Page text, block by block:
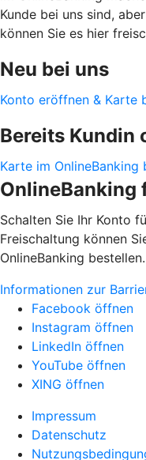
Kunde bei uns sind,
können Sie es hier
Neu bei uns
Konto eröffnen & Karte
Bereits Kundin
Karte im OnlineBanking
OnlineBanking
Schalten Sie Ihr Konto
Freischaltung können
OnlineBanking bestellen.
Informationen zur
Facebook öffnen
Instagram öffnen
LinkedIn öffnen
YouTube öffnen
XING öffnen
Impressum
Datenschutz